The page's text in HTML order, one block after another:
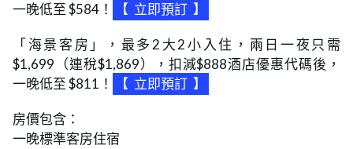
一晚低至 $584！
【 立即預訂 】
「海景客房」，最多2大2小入住，兩日一夜只需
$1,699（連稅$1,869），扣減$888酒店優惠代碼後，
一晚低至 $811！
【 立即預訂 】
房價包含：
一晚標準客房住宿